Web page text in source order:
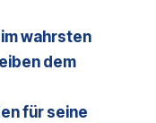
wahrsten
dem
für seine